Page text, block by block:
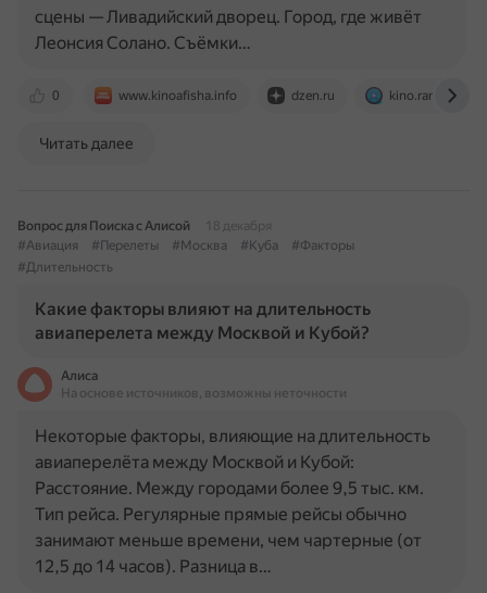
0 www.kinoafisha.info dzen.ru kino.rambler.ru
сцены — Ливадийский дворец. Город, где живёт
Леонсия Солано. Съёмки…
Читать далее
Вопрос для Поиска с Алисой
18 декабря
#Авиация
#Перелеты #Москва #Куба
#Факторы
#Длительность
Какие факторы влияют на длительность
авиаперелета между Москвой и Кубой?
Алиса
На основе источников, возможны неточности
Некоторые факторы, влияющие на длительность
авиаперелёта между Москвой и Кубой:
Расстояние. Между городами более 9,5 тыс. км.
Тип рейса. Регулярные прямые рейсы обычно
занимают меньше времени, чем чартерные (от
12,5 до 14 часов). Разница в…